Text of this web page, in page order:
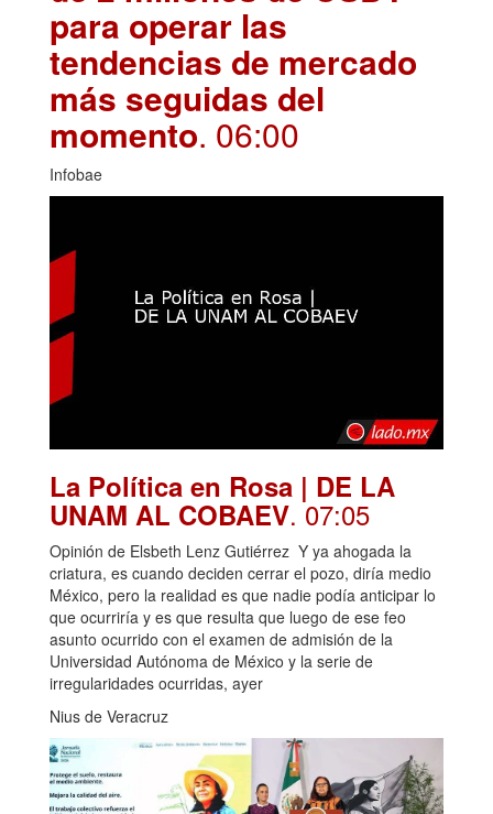
para operar las
tendencias de mercado
más seguidas del
momento. 06:00
Infobae
La Política en Rosa | DE LA
UNAM AL COBAEV. 07:05
Opinión de Elsbeth Lenz Gutiérrez Y ya ahogada la
criatura, es cuando deciden cerrar el pozo, diría medio
México, pero la realidad es que nadie podía anticipar lo
que ocurriría y es que resulta que luego de ese feo
asunto ocurrido con el examen de admisión de la
Universidad Autónoma de México y la serie de
irregularidades ocurridas, ayer
Nius de Veracruz